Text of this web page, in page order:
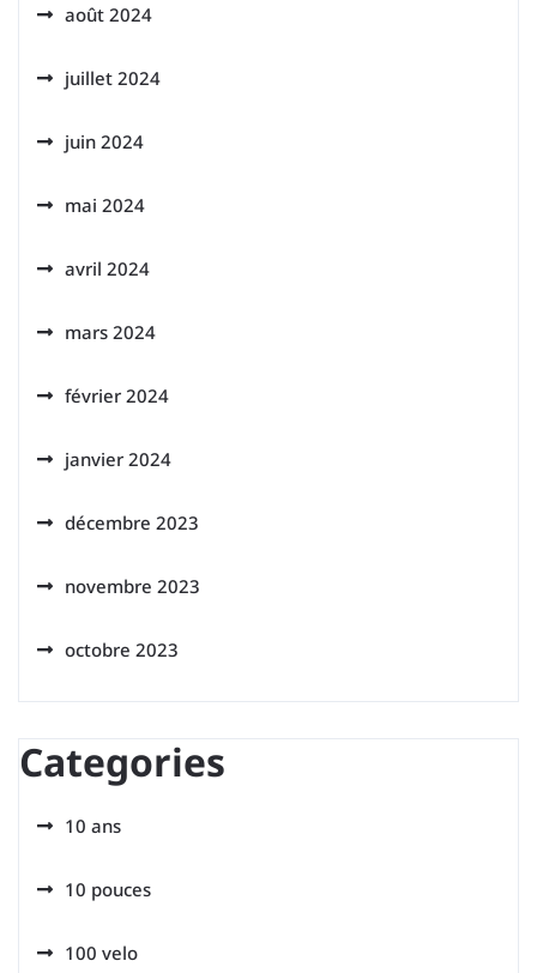
août 2024
juillet 2024
juin 2024
mai 2024
avril 2024
mars 2024
février 2024
janvier 2024
décembre 2023
novembre 2023
octobre 2023
Categories
10 ans
10 pouces
100 velo